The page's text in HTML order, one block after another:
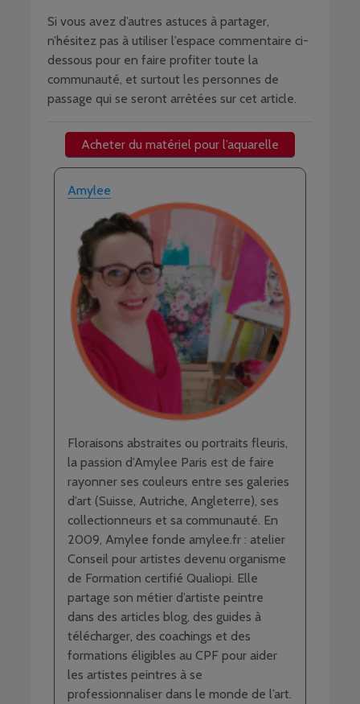
Si vous avez d’autres astuces à partager,
n’hésitez pas à utiliser l’espace commentaire ci-
dessous pour en faire profiter toute la
communauté, et surtout les personnes de
passage qui se seront arrêtées sur cet article.
Acheter du matériel pour l’aquarelle
Amylee
Floraisons abstraites ou portraits fleuris,
la passion d’Amylee Paris est de faire
rayonner ses couleurs entre ses galeries
d’art (Suisse, Autriche, Angleterre), ses
collectionneurs et sa communauté. En
2009, Amylee fonde amylee.fr : atelier
Conseil pour artistes devenu organisme
de Formation certifié Qualiopi. Elle
partage son métier d’artiste peintre
dans des articles blog, des guides à
télécharger, des coachings et des
formations éligibles au CPF pour aider
les artistes peintres à se
professionnaliser dans le monde de l’art.